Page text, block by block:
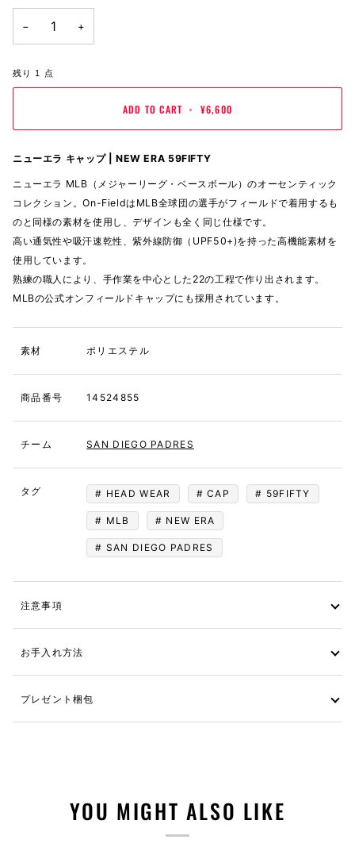
− +
残り 1 点
ADD TO CART • ¥6,600
ニューエラ キャップ | NEW ERA 59FIFTY
ニューエラ MLB（メジャーリーグ・ベースボール）のオーセンティック
コレクション。On-FieldはMLB全球団の選手がフィールドで着用するも
のと同様の素材を使用し、デザインも全く同じ仕様です。
高い通気性や吸汗速乾性、紫外線防御（UPF50+)を持った高機能素材を
使用しています。
熟練の職人により、手作業を中心とした22の工程で作り出されます。
MLBの公式オンフィールドキャップにも採用されています。
素材 ポリエステル
商品番号 14524855
チーム SAN DIEGO PADRES
タグ HEAD WEAR CAP 59FIFTY
MLB NEW ERA
SAN DIEGO PADRES
注意事項
お手入れ方法
プレゼント梱包
YOU MIGHT ALSO LIKE